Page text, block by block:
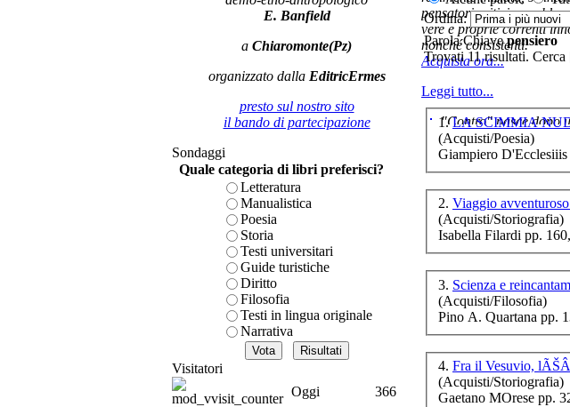
La
Le
E. Banfield
a Chiaromonte(Pz)
organizzato dalla EditricErmes
presto sul nostro sito
il bando di partecipazione
Sondaggi
Quale categoria di libri preferisci?
Letteratura
Manualistica
Poesia
Storia
Testi universitari
Guide turistiche
Diritto
Filosofia
Testi in lingua originale
Narrativa
Visitatori
Oggi
366
pensatori critici e
vere e proprie correnti
nonché consistenti.
Acquista ora...
Leggi tutto...
"Contro" nasce dopo
cominciato con la
ripensaremarx. i saggi
questa collaborazione e
presente fase.
Acquista ora...
A feed could not be found
Ordina:
Parola Chiavepensiero
Trovati 11 risultati. Cerca
1.LA SCIMMIA
(Acquisti/Poesia)
Giampiero D'Ecclesiiis
2.
(Acquisti/Storiografia)
Isabella Filardi pp.
3. Scienza e
(Acquisti/Filosofia)
Pino A. Quartana pp.
4.
(Acquisti/Storiografia)
Gaetano MOrese pp.